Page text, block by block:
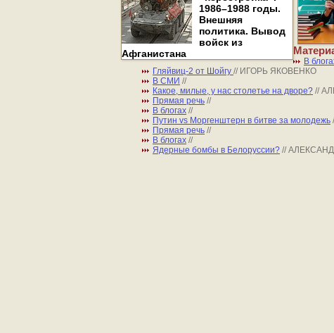
1986–1988 годы.
Внешняя
политика. Вывод
войск из
Афганистана
В
Гляйвиц-2 от Шойгу // ИГОРЬ ЯКОВЕНКО
В СМИ //
Какое, милые, у нас столетье на дворе? //
Прямая речь //
В блогах //
Путин vs Моргенштерн в битве за молодежь
Прямая речь //
В блогах //
Ядерные бомбы в Белоруссии? //